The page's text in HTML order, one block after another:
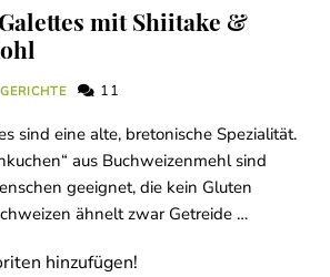
mit Shiitake &
11
sind eine alte, bretonische Spezialität.
aus Buchweizenmehl sind
geeignet, die kein Gluten
ähnelt zwar Getreide …
hinzufügen!